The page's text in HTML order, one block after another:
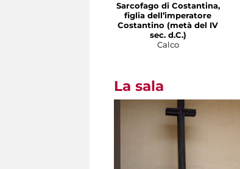
Sarcofago di Costantina,
figlia dell’imperatore
Costantino (metà del IV
sec. d.C.)
Calco
La sala